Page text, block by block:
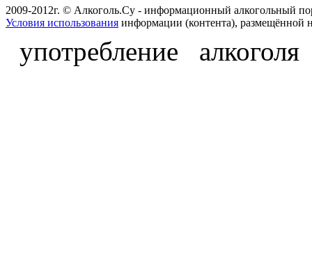
2009-2012г. © Алкоголь.Су - информационный алкогольный
Условия использования информации (контента), размещённой
употребление